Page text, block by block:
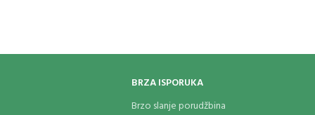
da bi se sprečilo habanje ili
ugljeničnog čelika obmotana
na koricama u prevodu znače:
Velikodušnost, Saosećanje i
BRZA ISPORUKA
Brzo slanje porudžbina